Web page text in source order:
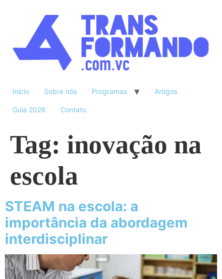
Início Sobre nós Programas Artigos
Guia 2026 Contato
Tag: inovação na
escola
STEAM na escola: a
importância da abordagem
interdisciplinar